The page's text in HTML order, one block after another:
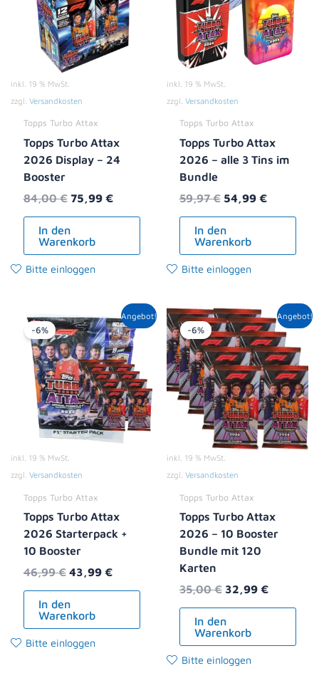
inkl. 19 % MwSt.
zzgl. Versandkosten
Topps Turbo Attax
Topps Turbo Attax
2026 Display – 24
Booster
84,00€ 75,99 €
In den
Warenkorb
Bitte einloggen
inkl. 19 % MwSt.
zzgl. Versandkosten
Topps Turbo Attax
Topps Turbo Attax
2026 – alle 3 Tins im
Bundle
59,97€ 54,99 €
In den
Warenkorb
Bitte einloggen
Angebot!
-6%
inkl. 19 % MwSt.
zzgl. Versandkosten
Topps Turbo Attax
Topps Turbo Attax
2026 Starterpack +
10 Booster
46,99€
Ursprünglicher
Preis
war:
46,99 €
43,99 €
Aktueller
Preis
ist:
43,99 €.
In den
Warenkorb
Bitte einloggen
Angebot!
-6%
inkl. 19 % MwSt.
zzgl. Versandkosten
Topps Turbo Attax
Topps Turbo Attax
2026 – 10 Booster
Bundle mit 120
Karten
35,00€
Ursprünglicher
Preis
war:
35,00 €
32,99 €
Aktueller
Preis
ist:
32,99 €.
In den
Warenkorb
Bitte einloggen